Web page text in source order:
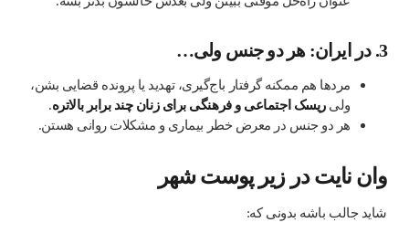
3. در ایران: هر دو جنس ولی…
مردها هم ممکنه گرفتار باج‌گیری، تهدید یا پرونده قضایی بشن،
ولیریسک اجتماعی و فرهنگی برای زنان چند برابر بالاتره.
هر دو جنس در معرض خطر بیماری و مشکلات روانی هستن.
وان نایت در زیر پوست شهر
شاید جالب باشه بدونی که: